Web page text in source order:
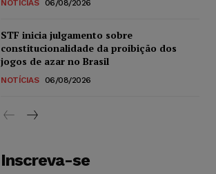
NOTÍCIAS 06/08/2026
STF inicia julgamento sobre
constitucionalidade da proibição dos
jogos de azar no Brasil
NOTÍCIAS 06/08/2026
Inscreva-se